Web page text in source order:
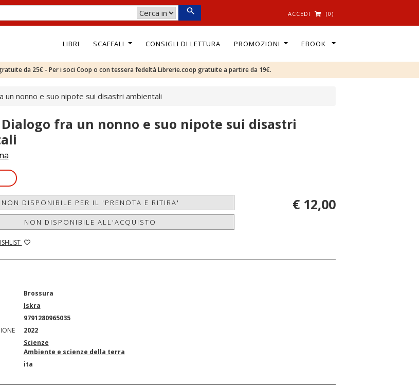
ACCEDI (0)
LIBRI SCAFFALI CONSIGLI DI LETTURA PROMOZIONI EBOOK
da 25€ - Per i soci Coop o con tessera fedeltà Librerie.coop gratuite a partire da 19€.
un nonno e suo nipote sui disastri ambientali
fra un nonno e suo nipote sui disastri
NON DISPONIBILE PER IL 'PRENOTA E RITIRA'
NON DISPONIBILE ALL'ACQUISTO
€ 12,00
Brossura
Iskra
9791280965035
2022
Scienze
Ambiente e scienze della terra
ita